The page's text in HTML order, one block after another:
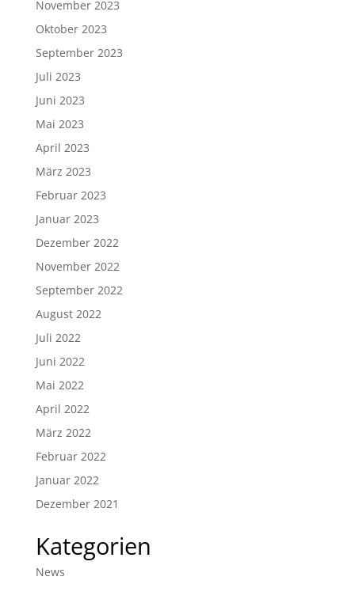
November 2023
Oktober 2023
September 2023
Juli 2023
Juni 2023
Mai 2023
April 2023
März 2023
Februar 2023
Januar 2023
Dezember 2022
November 2022
September 2022
August 2022
Juli 2022
Juni 2022
Mai 2022
April 2022
März 2022
Februar 2022
Januar 2022
Dezember 2021
Kategorien
News